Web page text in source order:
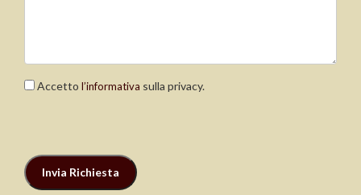
Accetto l’informativa sulla privacy.